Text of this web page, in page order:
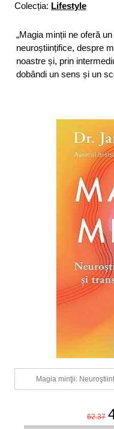
Colecția: Lifestyle
„Magia minții ne oferă
neuroștiințifice, despre
noastre și, prin
dobândi un sens și un
Magia minţii:
62.37